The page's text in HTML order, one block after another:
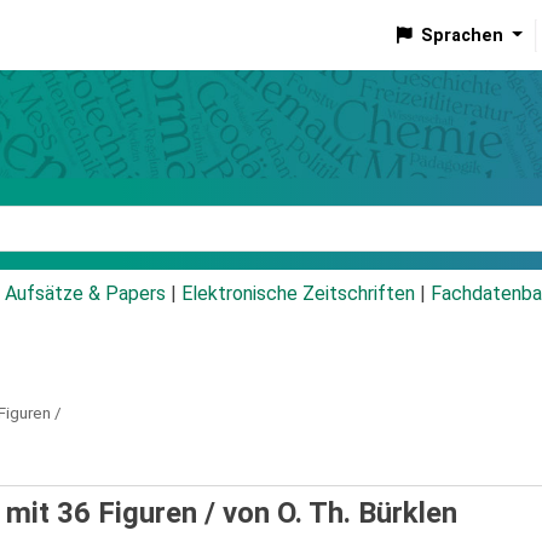
Sprachen
Aufsätze & Papers Elektronische Zeitschriften
/
36 Figuren / von O. Th. Bürklen